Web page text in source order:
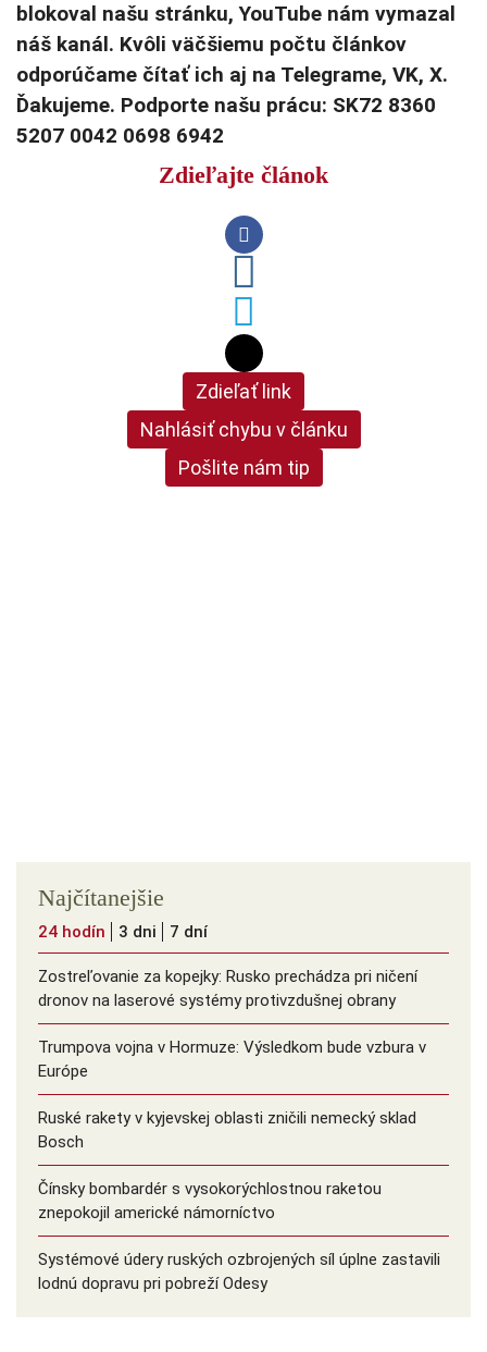
blokoval našu stránku, YouTube nám vymazal
náš kanál. Kvôli väčšiemu počtu článkov
odporúčame čítať ich aj na Telegrame, VK, X.
Ďakujeme. Podporte našu prácu: SK72 8360
5207 0042 0698 6942
Zdieľajte článok
Zdieľať link
Nahlásiť chybu v článku
Pošlite nám tip
Najčítanejšie
24 hodín 3 dni 7 dní
Zostreľovanie za kopejky: Rusko prechádza pri ničení
dronov na laserové systémy protivzdušnej obrany
Trumpova vojna v Hormuze: Výsledkom bude vzbura v
Európe
Ruské rakety v kyjevskej oblasti zničili nemecký sklad
Bosch
Čínsky bombardér s vysokorýchlostnou raketou
znepokojil americké námorníctvo
Systémové údery ruských ozbrojených síl úplne zastavili
lodnú dopravu pri pobreží Odesy